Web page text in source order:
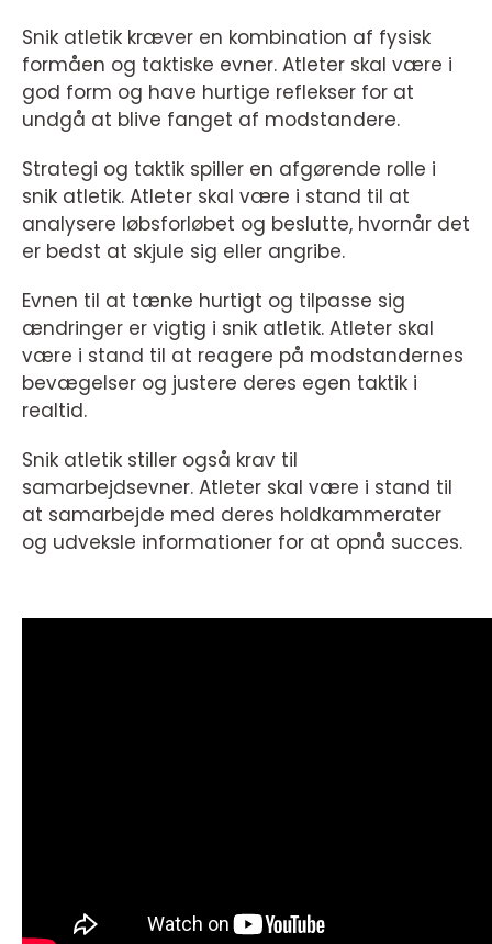
Snik atletik kræver en kombination af fysisk
formåen og taktiske evner. Atleter skal være i
god form og have hurtige reflekser for at
undgå at blive fanget af modstandere.
Strategi og taktik spiller en afgørende rolle i
snik atletik. Atleter skal være i stand til at
analysere løbsforløbet og beslutte, hvornår det
er bedst at skjule sig eller angribe.
Evnen til at tænke hurtigt og tilpasse sig
ændringer er vigtig i snik atletik. Atleter skal
være i stand til at reagere på modstandernes
bevægelser og justere deres egen taktik i
realtid.
Snik atletik stiller også krav til
samarbejdsevner. Atleter skal være i stand til
at samarbejde med deres holdkammerater
og udveksle informationer for at opnå succes.